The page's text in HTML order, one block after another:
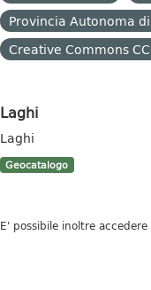
Provincia Autonoma
Creative Commons
Laghi
Laghi
Geocatalogo
E' possibile inoltre